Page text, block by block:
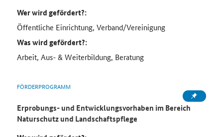
Wer wird gefördert?:
Öffentliche Einrichtung, Verband/Vereinigung
Was wird gefördert?:
Arbeit, Aus- & Weiterbildung, Beratung
FÖRDERPROGRAMM
Erprobungs- und Entwicklungsvorhaben im Bereich
Naturschutz und Landschaftspflege